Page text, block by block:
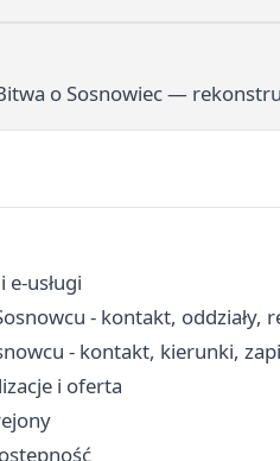
o Sosnowiec —
usługi
- kontakt, oddziały,
- kontakt, kierunki,
i oferta